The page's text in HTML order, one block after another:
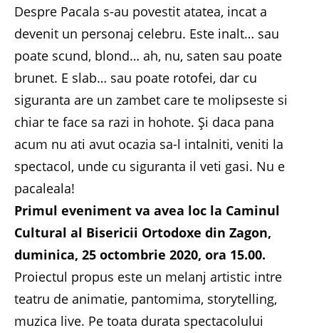
Despre Pacala s-au povestit atatea, incat a
devenit un personaj celebru. Este inalt… sau
poate scund, blond… ah, nu, saten sau poate
brunet. E slab… sau poate rotofei, dar cu
siguranta are un zambet care te molipseste si
chiar te face sa razi in hohote. Și daca pana
acum nu ati avut ocazia sa-l intalniti, veniti la
spectacol, unde cu siguranta il veti gasi. Nu e
pacaleala!
Primul eveniment va avea loc la Caminul
Cultural al Bisericii Ortodoxe din Zagon,
duminica, 25 octombrie 2020, ora 15.00.
Proiectul propus este un melanj artistic intre
teatru de animatie, pantomima, storytelling,
muzica live. Pe toata durata spectacolului